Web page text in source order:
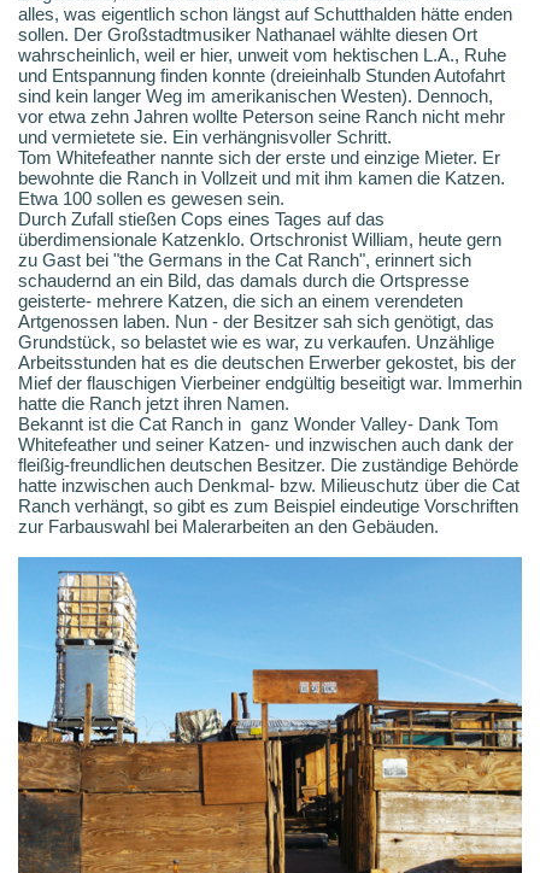
alles, was eigentlich schon längst auf Schutthalden hätte enden
sollen. Der Großstadtmusiker Nathanael wählte diesen Ort
wahrscheinlich, weil er hier, unweit vom hektischen L.A., Ruhe
und Entspannung finden konnte (dreieinhalb Stunden Autofahrt
sind kein langer Weg im amerikanischen Westen). Dennoch,
vor etwa zehn Jahren wollte Peterson seine Ranch nicht mehr
und vermietete sie. Ein verhängnisvoller Schritt.
Tom Whitefeather nannte sich der erste und einzige Mieter. Er
bewohnte die Ranch in Vollzeit und mit ihm kamen die Katzen.
Etwa 100 sollen es gewesen sein.
Durch Zufall stießen Cops eines Tages auf das
überdimensionale Katzenklo. Ortschronist William, heute gern
zu Gast bei "the Germans in the Cat Ranch", erinnert sich
schaudernd an ein Bild, das damals durch die Ortspresse
geisterte- mehrere Katzen, die sich an einem verendeten
Artgenossen laben. Nun - der Besitzer sah sich genötigt, das
Grundstück, so belastet wie es war, zu verkaufen. Unzählige
Arbeitsstunden hat es die deutschen Erwerber gekostet, bis der
Mief der flauschigen Vierbeiner endgültig beseitigt war. Immerhin
hatte die Ranch jetzt ihren Namen.
Bekannt ist die Cat Ranch in ganz Wonder Valley- Dank Tom
Whitefeather und seiner Katzen- und inzwischen auch dank der
fleißig-freundlichen deutschen Besitzer. Die zuständige Behörde
hatte inzwischen auch Denkmal- bzw. Milieuschutz über die Cat
Ranch verhängt, so gibt es zum Beispiel eindeutige Vorschriften
zur Farbauswahl bei Malerarbeiten an den Gebäuden.